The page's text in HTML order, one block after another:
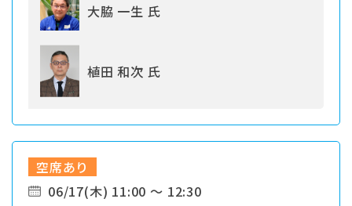
大脇 一生 氏
植田 和次 氏
空席あり
06/17(木) 11:00 ～ 12:30